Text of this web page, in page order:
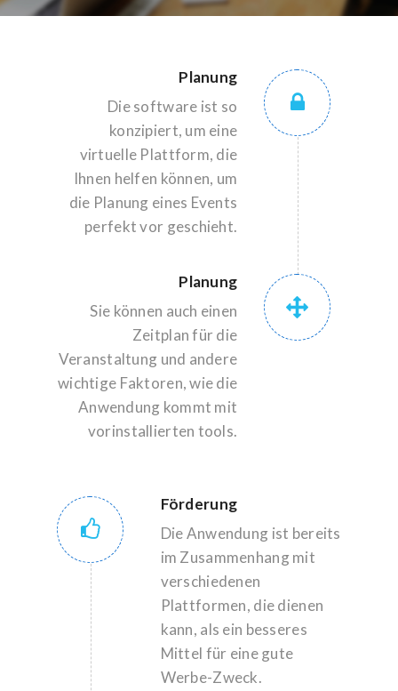
Planung
Die software ist so
konzipiert, um eine
virtuelle Plattform, die
Ihnen helfen können, um
die Planung eines Events
perfekt vor geschieht.
Planung
Sie können auch einen
Zeitplan für die
Veranstaltung und andere
wichtige Faktoren, wie die
Anwendung kommt mit
vorinstallierten tools.
Förderung
Die Anwendung ist bereits
im Zusammenhang mit
verschiedenen
Plattformen, die dienen
kann, als ein besseres
Mittel für eine gute
Werbe-Zweck.